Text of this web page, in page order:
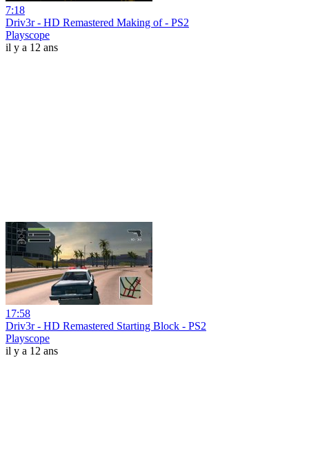
7:18
Driv3r - HD Remastered Making of - PS2
Playscope
il y a 12 ans
17:58
Driv3r - HD Remastered Starting Block - PS2
Playscope
il y a 12 ans